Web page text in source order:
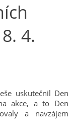
4.
uskutečnil Den
akce, a to Den
a navzájem